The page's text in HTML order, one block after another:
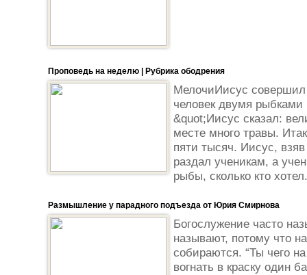
Проповедь на неделю | Рубрика ободрения
МелочиИисус
человек двумя
&quot;Иисус сказал:
месте много травы.
пяти тысяч. Иисус,
раздал ученикам, а
рыбы, сколько кто
Размышление у парадного подъезда от Юрия Смирнова
Богослужение часто
называют, потому что
собираются. “Ты чего
вогнать в краску один